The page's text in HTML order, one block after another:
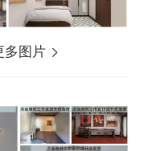
多图片